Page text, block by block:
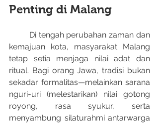
Penting di Malang
kemajuan kota, masyarakat Malang
tetap setia menjaga nilai adat dan
ritual. Bagi orang Jawa, tradisi bukan
sekadar formalitas—melainkan sarana
nguri-uri (melestarikan) nilai gotong
royong, rasa syukur, serta
menyambung silaturahmi antarwarga